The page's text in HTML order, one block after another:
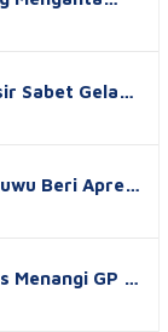
Sabet Gela…
Beri Apre…
Menangi GP …